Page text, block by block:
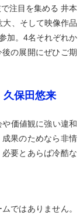
注目を集める 井本
、そして映像作品
加。4名それぞれか
の展開にぜひご期
久保田悠来
価値観に強い違和
果のためなら非情
要とあらば冷酷な
ではありません。